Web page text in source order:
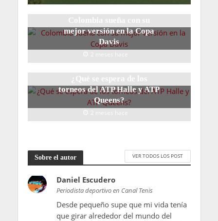
Colombia sueña con su
mejor versión en la Copa
Davis
2 meses hace
¿Qué se espera de los
torneos del ATP Halle y ATP
Queens?
2 meses hace
Sobre el autor VER TODOS LOS POST
Daniel Escudero
Periodista deportivo en Canal Tenis
Desde pequeño supe que mi vida tenía
que girar alrededor del mundo del